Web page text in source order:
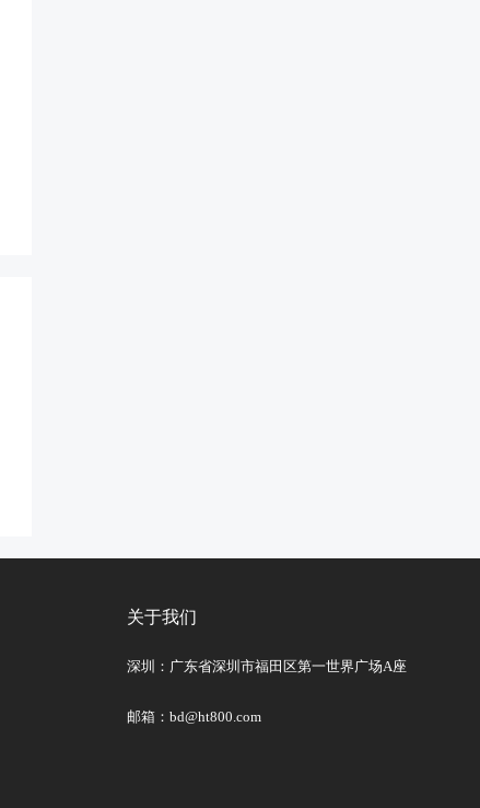
关于我们
深圳：广东省深圳市福田区第一世界广场A座
邮箱：bd@ht800.com